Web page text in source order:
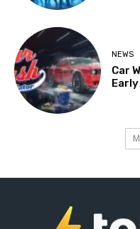
NEWS
Car